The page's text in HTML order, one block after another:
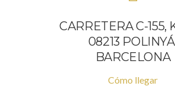
CARRETERA C-155,
08213
BARCELONA
Cómo llegar